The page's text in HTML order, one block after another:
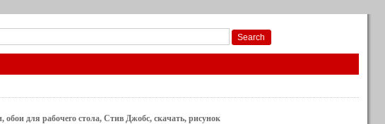
для рабочего стола, Стив Джобс, скачать, рисунок